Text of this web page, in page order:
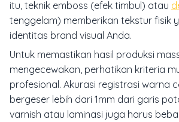
itu, teknik emboss (efek timbul) atau
tenggelam) memberikan tekstur fisik
identitas brand visual Anda.
Untuk memastikan hasil produksi
mengecewakan, perhatikan kriteria
profesional. Akurasi registrasi warna
bergeser lebih dari 1mm dari garis
varnish atau laminasi juga harus